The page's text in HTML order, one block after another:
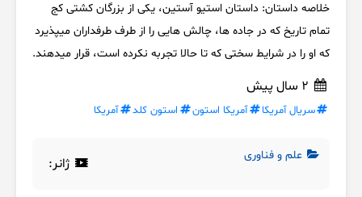
خلاصه داستان: داستان استیو آستین، یکی از بزرگان کشتی کج
تمام تاریخ که در جاده ها، چالش هایی را از طرف طرفداران میپذیرد
که او را در شرایط سختی که تا حالا تجربه نکرده است، قرار میدهند.
سریال آمریکا آمریکا استون استون کلد آمریکا
علم و فناوری ژانر: